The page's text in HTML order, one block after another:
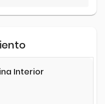
Interior